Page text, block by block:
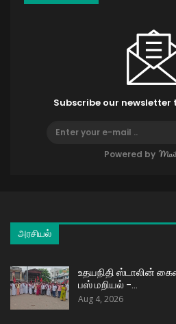
Subscribe our
Powered by
அரசியல்
உதயநிதி ஸ்டாலின்
பஸ் மறியல் –…
Aug 4, 2026